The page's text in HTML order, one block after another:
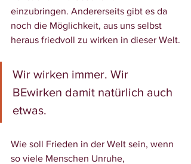
einzubringen. Andererseits gibt es da
noch die Möglichkeit, aus uns selbst
heraus friedvoll zu wirken in dieser Welt.
Wir wirken immer. Wir
BEwirken damit natürlich auch
etwas.
Wie soll Frieden in der Welt sein, wenn
so viele Menschen Unruhe,